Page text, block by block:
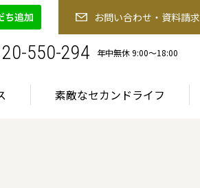
お問い合わせ・資料請求
550-294 年中無休 9:00〜18:00
素敵なセカンドライフ
294 お問い合わせ・資料請求
お食事 医療サービス